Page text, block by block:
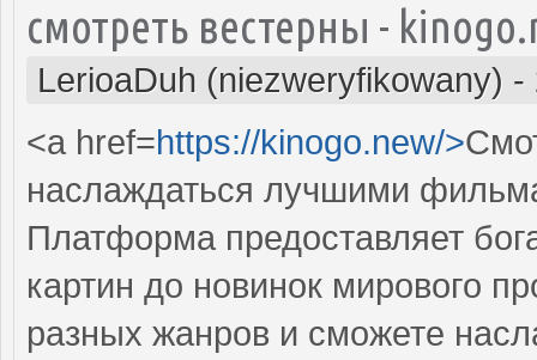
смотреть вестерны -
LerioaDuh (niezweryfikowany) -
<a href=https://kinogo.new/>
наслаждаться лучшими
Платформа предоставляет
картин до новинок мирового
разных жанров и сможете